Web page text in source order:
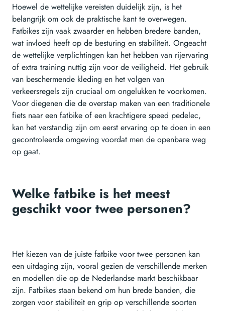
Hoewel de wettelijke vereisten duidelijk zijn, is het
belangrijk om ook de praktische kant te overwegen.
Fatbikes zijn vaak zwaarder en hebben bredere banden,
wat invloed heeft op de besturing en stabiliteit. Ongeacht
de wettelijke verplichtingen kan het hebben van rijervaring
of extra training nuttig zijn voor de veiligheid. Het gebruik
van beschermende kleding en het volgen van
verkeersregels zijn cruciaal om ongelukken te voorkomen.
Voor diegenen die de overstap maken van een traditionele
fiets naar een fatbike of een krachtigere speed pedelec,
kan het verstandig zijn om eerst ervaring op te doen in een
gecontroleerde omgeving voordat men de openbare weg
op gaat.
Welke fatbike is het meest
geschikt voor twee personen?
Het kiezen van de juiste fatbike voor twee personen kan
een uitdaging zijn, vooral gezien de verschillende merken
en modellen die op de Nederlandse markt beschikbaar
zijn. Fatbikes staan bekend om hun brede banden, die
zorgen voor stabiliteit en grip op verschillende soorten